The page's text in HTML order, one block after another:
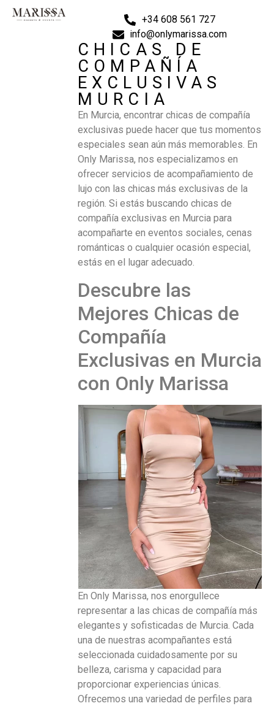
+34 608 561 727
info@onlymarissa.com
CHICAS DE
COMPAÑÍA
EXCLUSIVAS
MURCIA
En Murcia, encontrar chicas de compañía
exclusivas puede hacer que tus momentos
especiales sean aún más memorables. En
Only Marissa, nos especializamos en
ofrecer servicios de acompañamiento de
lujo con las chicas más exclusivas de la
región. Si estás buscando chicas de
compañía exclusivas en Murcia para
acompañarte en eventos sociales, cenas
románticas o cualquier ocasión especial,
estás en el lugar adecuado.
Descubre las
Mejores Chicas de
Compañía
Exclusivas en Murcia
con Only Marissa
En Only Marissa, nos enorgullece
representar a las chicas de compañía más
elegantes y sofisticadas de Murcia. Cada
una de nuestras acompañantes está
seleccionada cuidadosamente por su
belleza, carisma y capacidad para
proporcionar experiencias únicas.
Ofrecemos una variedad de perfiles para